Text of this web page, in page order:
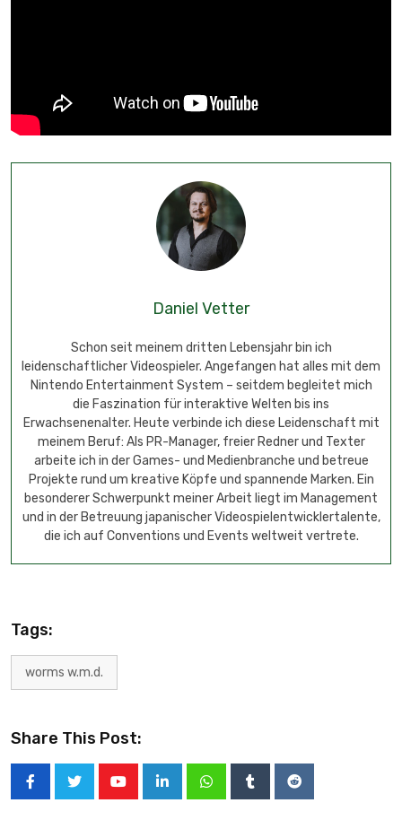
Daniel Vetter
Schon seit meinem dritten Lebensjahr bin ich
leidenschaftlicher Videospieler. Angefangen hat alles mit dem
Nintendo Entertainment System – seitdem begleitet mich
die Faszination für interaktive Welten bis ins
Erwachsenenalter. Heute verbinde ich diese Leidenschaft mit
meinem Beruf: Als PR-Manager, freier Redner und Texter
arbeite ich in der Games- und Medienbranche und betreue
Projekte rund um kreative Köpfe und spannende Marken. Ein
besonderer Schwerpunkt meiner Arbeit liegt im Management
und in der Betreuung japanischer Videospielentwicklertalente,
die ich auf Conventions und Events weltweit vertrete.
Tags:
worms w.m.d.
Share This Post: